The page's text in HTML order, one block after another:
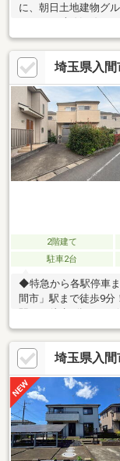
に、朝日土地建物グ
お任せください。「
「頭金が少なくても
いいの？」そんな疑
寧にサポートいたし
意。物件レポートを
能です。お問い合わ
0120-27-0442】まで
埼玉県入
2階建て
駐車2台
◆特急から各駅停車
間市」駅まで徒歩9
す！◆駅直結のショ
までの道のりにはコ
あります！◆南側を
放感のある立地！◆
乗用車も駐車可能！
きな窓には電動シャ
ます！◆防蟻処理実施
埼玉県入